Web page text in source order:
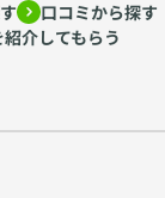
口コミから探す
介してもらう